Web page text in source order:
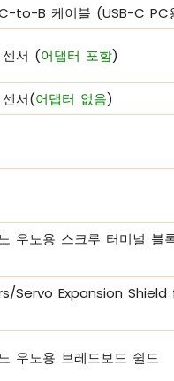
to-B 케이블 (USB-C PC
센서 (어댑터 포함)
센서(어댑터 없음)
우노용 스크루 터미널 블
Servo Expansion Shield
우노용 브레드보드 쉴드